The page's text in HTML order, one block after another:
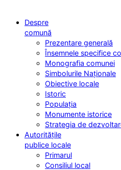
Despre
comună
Prezentare generală
Însemnele specifice
Monografia comunei
Simbolurile Naționale
Obiective locale
Istoric
Populația
Monumente istorice
Strategia de
Autoritățile
publice locale
Primarul
Consiliul local